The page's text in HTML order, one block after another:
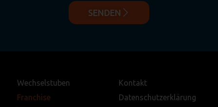
SENDEN
Wechselstuben
Franchise
Kontakt
Datenschutzerklärung